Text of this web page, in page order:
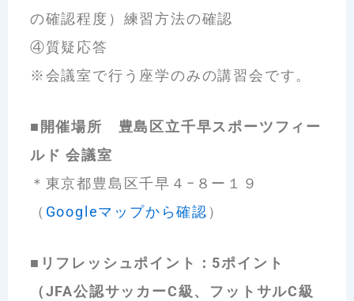
の確認程度）練習方法の確認
④質疑応答
※会議室で行う座学のみの講習会です。
■開催場所 豊島区立千早スポーツフィー
ルド 会議室
＊東京都豊島区千早４−８ー１９
（ Googleマップから確認 ）
■リフレッシュポイント：5ポイント
（JFA公認サッカーC級、フットサルC級